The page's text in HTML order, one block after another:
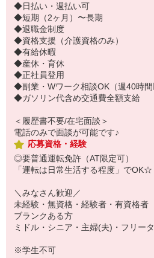
◆日払い・週払い可
◆短期（2ヶ月）〜長期
◆退職金制度
◆資格支援（介護資格のみ）
◆有給休暇
◆産休・育休
◆正社員登用
◆副業・Wワーク相談OK（週40時間
◆ガソリン代含め交通費全額支給
＜履歴書不要/在宅面談＞
電話のみで面談が可能です♪
応募資格・経験
◎要普通運転免許（AT限定可）
「運転は日常生活する程度」でOK☆
＼みなさん歓迎／
未経験・無資格・経験者・有資格者
ブランクある方
ミドル・シニア・主婦(夫)・フリー
※学生不可